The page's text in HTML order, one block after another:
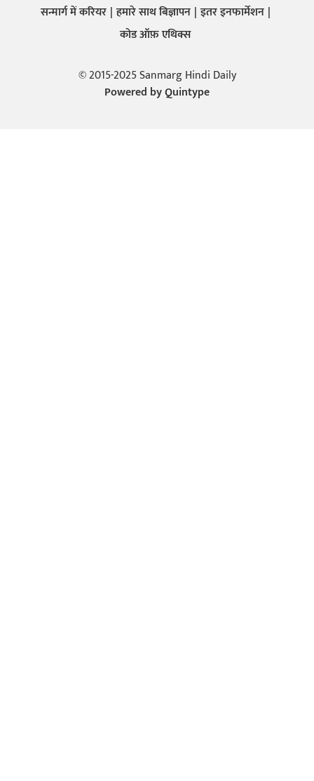
सन्मार्ग में करियर हमारे साथ बिज्ञापन इतर इनफार्मेशन
कोड ऑफ़ एथिक्स
© 2015-2025 Sanmarg Hindi Daily
Powered byQuintype